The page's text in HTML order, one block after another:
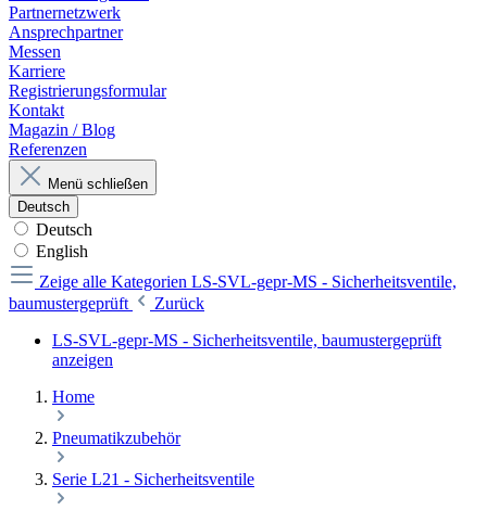
Partnernetzwerk
Ansprechpartner
Messen
Karriere
Registrierungsformular
Kontakt
Magazin / Blog
Referenzen
Menü schließen
Deutsch
Deutsch
English
Zeige alle Kategorien LS-SVL-gepr-MS - Sicherheitsventile,
baumustergeprüft
Zurück
LS-SVL-gepr-MS - Sicherheitsventile, baumustergeprüft
anzeigen
Home
Pneumatikzubehör
Serie L21 - Sicherheitsventile